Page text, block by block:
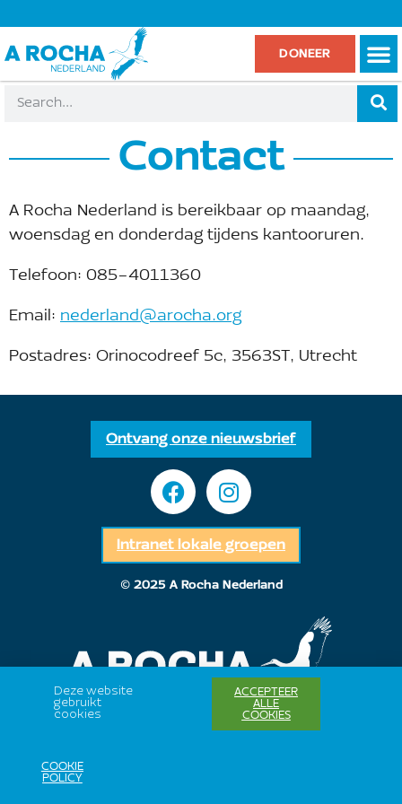
DONEER
Contact
A Rocha Nederland is bereikbaar op maandag,
woensdag en donderdag tijdens kantooruren.
Telefoon: 085-4011360
Email: nederland@arocha.org
Postadres: Orinocodreef 5c, 3563ST, Utrecht
Ontvang onze nieuwsbrief
Intranet lokale groepen
© 2025 A Rocha Nederland
Deze website
gebruikt
cookies
ACCEPTEER
ALLE
COOKIES
COOKIE
POLICY